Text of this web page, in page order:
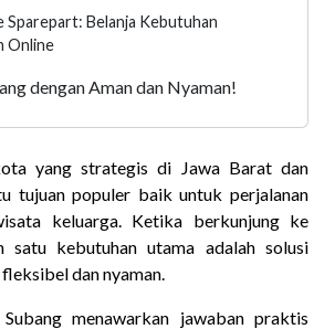
Sparepart: Belanja Kebutuhan
Online
dengan Aman dan Nyaman!
yang strategis di Jawa Barat dan
tujuan populer baik untuk perjalanan
keluarga. Ketika berkunjung ke
satu kebutuhan utama adalah solusi
dan nyaman.
menawarkan jawaban praktis